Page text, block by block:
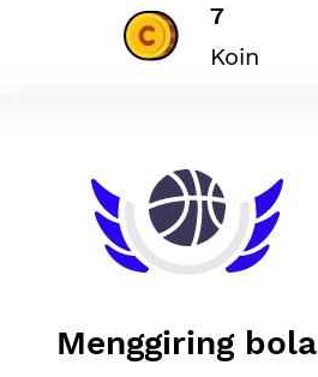
7
Koin
Menggiring bola